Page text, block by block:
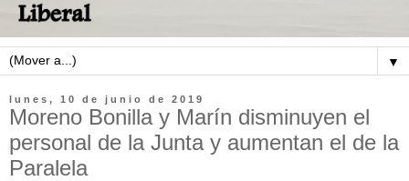
▼
lunes, 10 de junio de 2019
Moreno Bonilla y Marín disminuyen el
personal de la Junta y aumentan el de la
Paralela